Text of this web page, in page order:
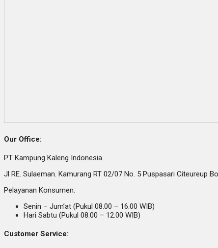
Our Office:
PT Kampung Kaleng Indonesia
Jl RE. Sulaeman. Kamurang RT 02/07 No. 5 Puspasari Citeureup
Pelayanan Konsumen:
Senin – Jum’at (Pukul 08.00 – 16.00 WIB)
Hari Sabtu (Pukul 08.00 – 12.00 WIB)
Customer Service: